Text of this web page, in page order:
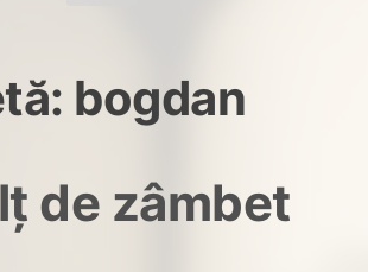
bogdan
de zâmbet